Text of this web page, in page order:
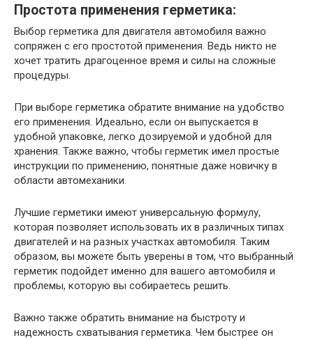
Простота применения герметика:
Выбор герметика для двигателя автомобиля важно
сопряжен с его простотой применения. Ведь никто не
хочет тратить драгоценное время и силы на сложные
процедуры.
При выборе герметика обратите внимание на удобство
его применения. Идеально, если он выпускается в
удобной упаковке, легко дозируемой и удобной для
хранения. Также важно, чтобы герметик имел простые
инструкции по применению, понятные даже новичку в
области автомеханики.
Лучшие герметики имеют универсальную формулу,
которая позволяет использовать их в различных типах
двигателей и на разных участках автомобиля. Таким
образом, вы можете быть уверены в том, что выбранный
герметик подойдет именно для вашего автомобиля и
проблемы, которую вы собираетесь решить.
Важно также обратить внимание на быстроту и
надежность схватывания герметика. Чем быстрее он